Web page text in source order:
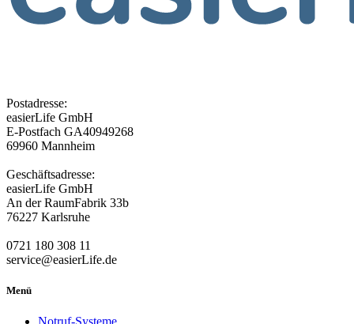
Postadresse:
easierLife GmbH
E-Postfach GA40949268
69960 Mannheim
Geschäftsadresse:
easierLife GmbH
An der RaumFabrik 33b
76227 Karlsruhe
0721 180 308 11
service@easierLife.de
Menü